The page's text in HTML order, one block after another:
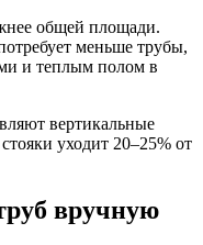
общей площади.
меньше трубы,
и теплым полом в
вертикальные
уходит 20–25% от
вручную